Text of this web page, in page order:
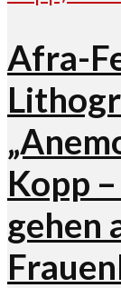
Afra-
Kopp
gehen